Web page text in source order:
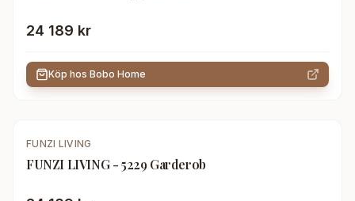
24 189 kr
Köp hos Bobo Home
FUNZI LIVING
FUNZI LIVING - 5229 Garderob